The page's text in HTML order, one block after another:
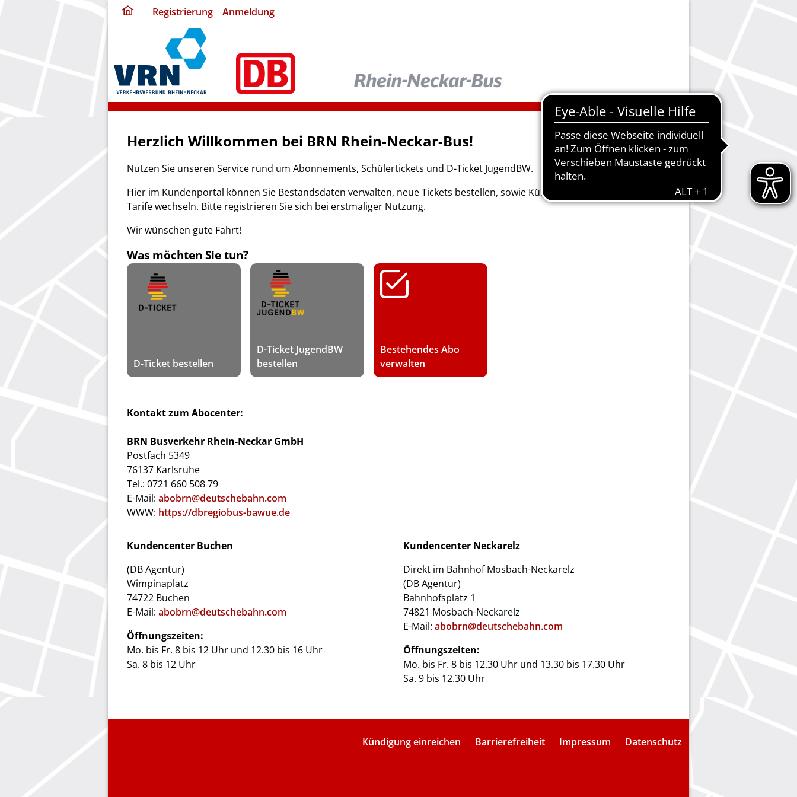
ding Registrierung Anmeldung
Herzlich Willkommen bei BRN Rhein-Neckar-Bus!
Nutzen Sie unseren Service rund um Abonnements, Schülertickets und D-Ticket JugendBW.
Hier im Kundenportal können Sie Bestandsdaten verwalten, neue Tickets bestellen, sowie Kündigungen vornehmen oder
Tarife wechseln. Bitte registrieren Sie sich bei erstmaliger Nutzung.
Wir wünschen gute Fahrt!
Was möchten Sie tun?
D-Ticket bestellen
D-Ticket JugendBW
bestellen
Bestehendes Abo
verwalten
Kontakt zum Abocenter:
BRN Busverkehr Rhein-Neckar GmbH
Postfach 5349
76137 Karlsruhe
Tel.: 0721 660 508 79
E-Mail: abobrn@deutschebahn.com
WWW: https://dbregiobus-bawue.de
Kundencenter Buchen
(DB Agentur)
Wimpinaplatz
74722 Buchen
E-Mail: abobrn@deutschebahn.com
Öffnungszeiten:
Mo. bis Fr. 8 bis 12 Uhr und 12.30 bis 16 Uhr
Sa. 8 bis 12 Uhr
Kundencenter Neckarelz
Direkt im Bahnhof Mosbach-Neckarelz
(DB Agentur)
Bahnhofsplatz 1
74821 Mosbach-Neckarelz
E-Mail: abobrn@deutschebahn.com
Öffnungszeiten:
Mo. bis Fr. 8 bis 12.30 Uhr und 13.30 bis 17.30 Uhr
Sa. 9 bis 12.30 Uhr
Kündigung einreichen Barrierefreiheit Impressum Datenschutz